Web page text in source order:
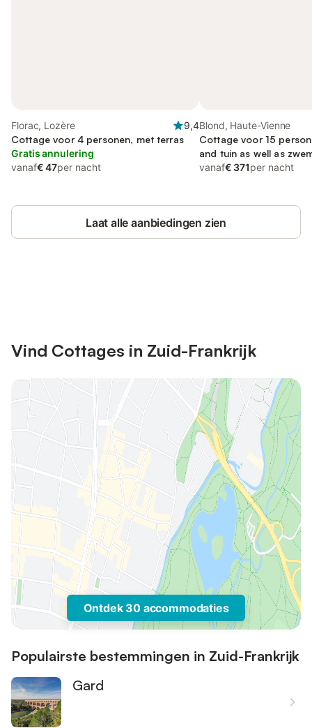
Florac, Lozère
9,4
Cottage voor 4 personen, met terras
Gratis annulering
vanaf€ 47per nacht
Blond, Haute-Vienne
Cottage voor 15
and tuin as well as
vanaf€ 371per nacht
Laat alle aanbiedingen zien
Vind Cottages in Zuid-Frankrijk
Ontdek 30 accommodaties
Populairste bestemmingen in Zuid-Frankrijk
Gard